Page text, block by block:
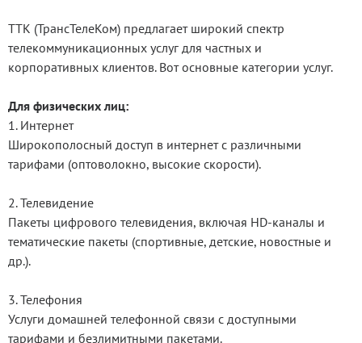
ТТК (ТрансТелеКом) предлагает широкий спектр
телекоммуникационных услуг для частных и
корпоративных клиентов. Вот основные категории услуг.
Для физических лиц:
1. Интернет
Широкополосный доступ в интернет с различными
тарифами (оптоволокно, высокие скорости).
2. Телевидение
Пакеты цифрового телевидения, включая HD-каналы и
тематические пакеты (спортивные, детские, новостные и
др.).
3. Телефония
Услуги домашней телефонной связи с доступными
тарифами и безлимитными пакетами.